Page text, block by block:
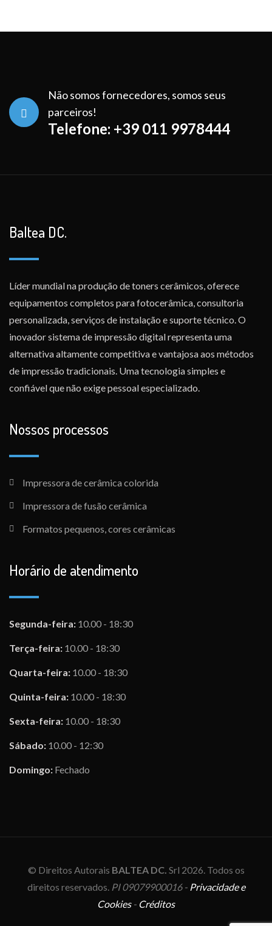
Não somos fornecedores, somos seus
parceiros!
Telefone: +39 011 9978444
Baltea DC.
Líder mundial na produção de toners cerâmicos, oferece
equipamentos completos para fotocerâmica, consultoria
personalizada, serviços de instalação e suporte técnico. O
inovador sistema de impressão digital representa uma
alternativa altamente competitiva e vantajosa aos métodos
de impressão tradicionais. Uma tecnologia simples e
confiável que não exige pessoal especializado.
Nossos processos
Impressora de cerâmica colorida
Impressora de fusão cerâmica
Formatos pequenos, cores cerâmicas
Horário de atendimento
Segunda-feira: 10.00 - 18:30
Terça-feira: 10.00 - 18:30
Quarta-feira: 10.00 - 18:30
Quinta-feira: 10.00 - 18:30
Sexta-feira: 10.00 - 18:30
Sábado: 10.00 - 12:30
Domingo: Fechado
© Direitos Autorais BALTEA DC. Srl 2026. Todos os
direitos reservados. PI 09079900016 - Privacidade e
Cookies- Créditos